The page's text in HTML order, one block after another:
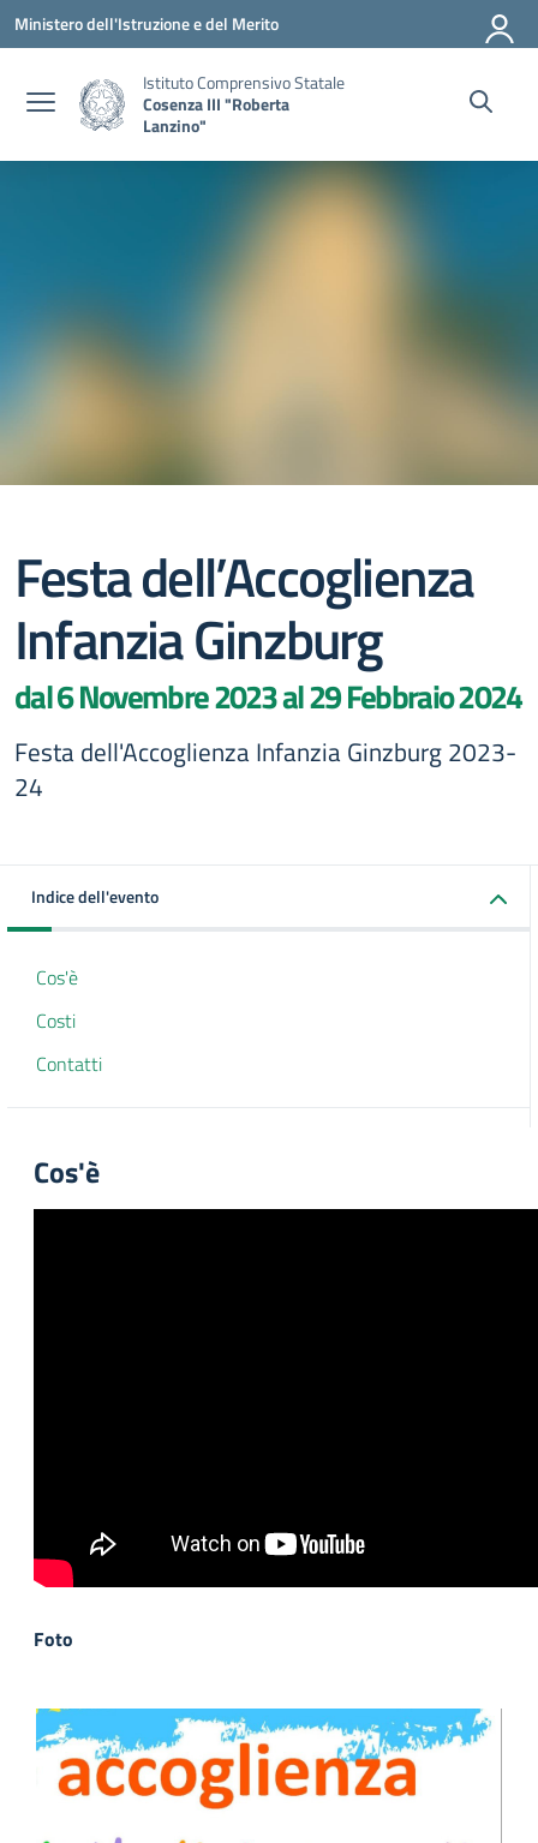
Vai ai contenuti
Vai al menu di navigazione
Vai al footer
Ministero dell'Istruzione e del Merito
Istituto Comprensivo Statale
Cosenza III "Roberta
Lanzino"
Festa dell’Accoglienza
Infanzia Ginzburg
dal 6 Novembre 2023 al 29 Febbraio 2024
Festa dell'Accoglienza Infanzia Ginzburg 2023-
24
Indice dell'evento
Cos'è
Costi
Contatti
Cos'è
Foto